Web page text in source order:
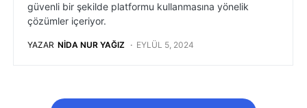
güvenli bir şekilde platformu kullanmasına yönelik
çözümler içeriyor.
YAZAR NIDA NUR YAĞIZ EYLÜL 5, 2024